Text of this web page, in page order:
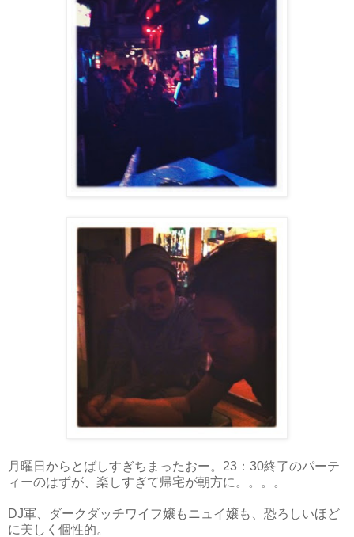
月曜日からとばしすぎちまったおー。23：30終了のパーテ
ィーのはずが、楽しすぎて帰宅が朝方に。。。。
DJ軍、ダークダッチワイフ嬢もニュイ嬢も、恐ろしいほど
に美しく個性的。